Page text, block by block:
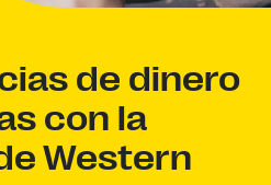
de dinero
con la
Western